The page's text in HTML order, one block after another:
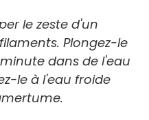
le zeste d'un
Plongez-le
dans de l'eau
le à l'eau froide